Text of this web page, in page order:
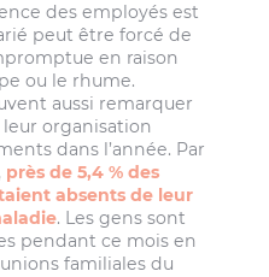
des employés est
peut être forcé de
en raison
ou le rhume.
aussi remarquer
leur organisation
dans l’année. Par
près de 5,4 % des
absents de leur
. Les gens sont
pendant ce mois en
familiales du